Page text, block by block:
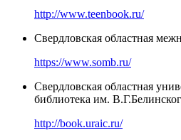
http://www.teenbook.ru/
Свердловская областная
https://www.somb.ru/
Свердловская областная
библиотека им.
http://book.uraic.ru/